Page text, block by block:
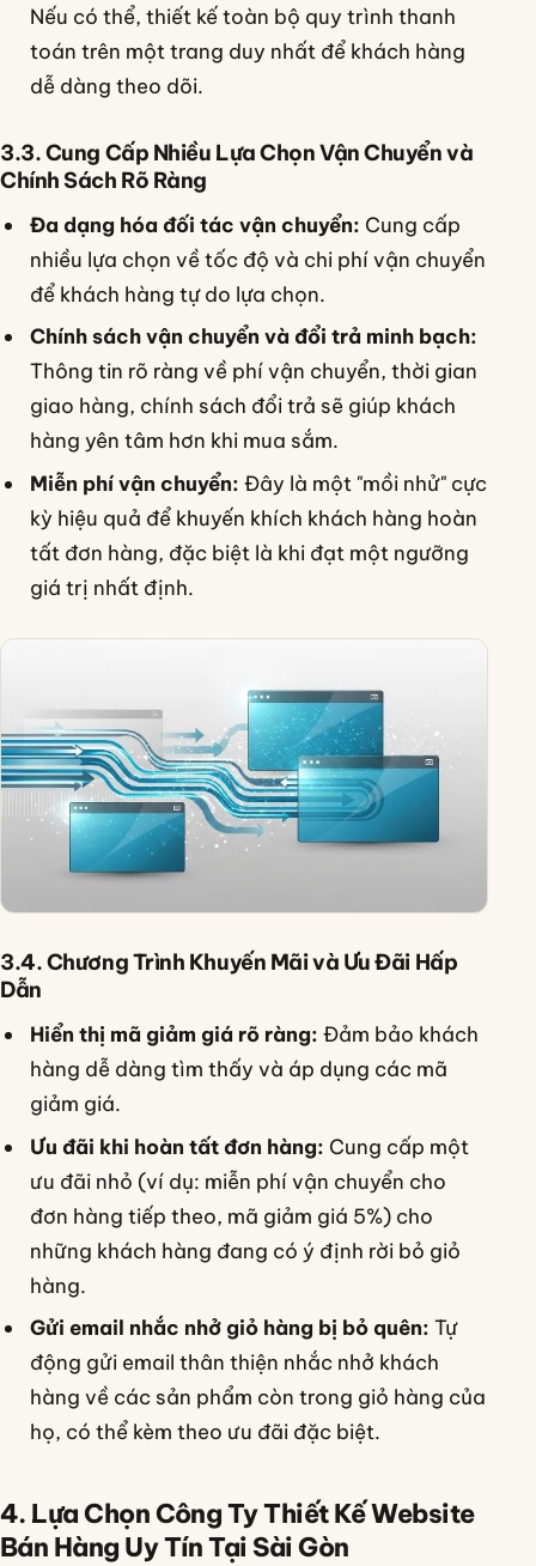
Nếu có thể, thiết kế toàn bộ quy trình thanh
toán trên một trang duy nhất để khách hàng
dễ dàng theo dõi.
3.3. Cung Cấp Nhiều Lựa Chọn Vận Chuyển và
Chính Sách Rõ Ràng
Đa dạng hóa đối tác vận chuyển: Cung cấp
nhiều lựa chọn về tốc độ và chi phí vận chuyển
để khách hàng tự do lựa chọn.
Chính sách vận chuyển và đổi trả minh bạch:
Thông tin rõ ràng về phí vận chuyển, thời gian
giao hàng, chính sách đổi trả sẽ giúp khách
hàng yên tâm hơn khi mua sắm.
Miễn phí vận chuyển: Đây là một "mồi nhử" cực
kỳ hiệu quả để khuyến khích khách hàng hoàn
tất đơn hàng, đặc biệt là khi đạt một ngưỡng
giá trị nhất định.
3.4. Chương Trình Khuyến Mãi và Ưu Đãi Hấp
Dẫn
Hiển thị mã giảm giá rõ ràng: Đảm bảo khách
hàng dễ dàng tìm thấy và áp dụng các mã
giảm giá.
Ưu đãi khi hoàn tất đơn hàng: Cung cấp một
ưu đãi nhỏ (ví dụ: miễn phí vận chuyển cho
đơn hàng tiếp theo, mã giảm giá 5%) cho
những khách hàng đang có ý định rời bỏ giỏ
hàng.
Gửi email nhắc nhở giỏ hàng bị bỏ quên: Tự
động gửi email thân thiện nhắc nhở khách
hàng về các sản phẩm còn trong giỏ hàng của
họ, có thể kèm theo ưu đãi đặc biệt.
4. Lựa Chọn Công Ty Thiết Kế Website
Bán Hàng Uy Tín Tại Sài Gòn